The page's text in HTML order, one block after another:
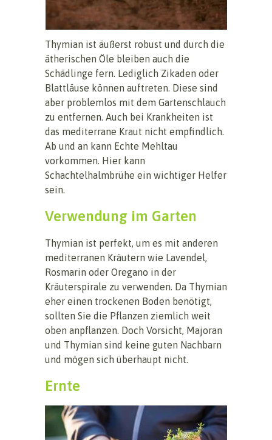
Thymian ist äußerst robust und durch die
ätherischen Öle bleiben auch die
Schädlinge fern. Lediglich Zikaden oder
Blattläuse können auftreten. Diese sind
aber problemlos mit dem Gartenschlauch
zu entfernen. Auch bei Krankheiten ist
das mediterrane Kraut nicht empfindlich.
Ab und an kann Echte Mehltau
vorkommen. Hier kann
Schachtelhalmbrühe ein wichtiger Helfer
sein.
Verwendung im Garten
Thymian ist perfekt, um es mit anderen
mediterranen Kräutern wie Lavendel,
Rosmarin oder Oregano in der
Kräuterspirale zu verwenden. Da Thymian
eher einen trockenen Boden benötigt,
sollten Sie die Pflanzen ziemlich weit
oben anpflanzen. Doch Vorsicht, Majoran
und Thymian sind keine guten Nachbarn
und mögen sich überhaupt nicht.
Ernte